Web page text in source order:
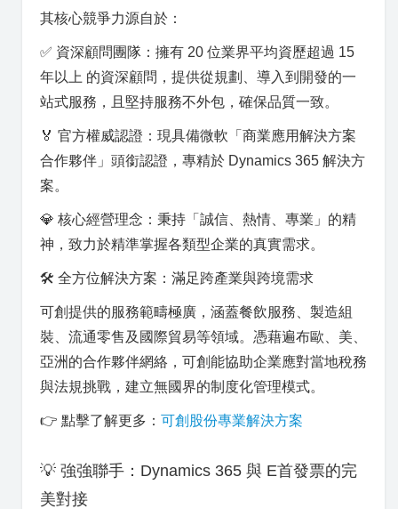
其核心競爭力源自於：
✅ 資深顧問團隊：擁有 20 位業界平均資歷超過 15
年以上 的資深顧問，提供從規劃、導入到開發的一
站式服務，且堅持服務不外包，確保品質一致。
🏅 官方權威認證：現具備微軟「商業應用解決方案
合作夥伴」頭銜認證，專精於 Dynamics 365 解決方
案。
💎 核心經營理念：秉持「誠信、熱情、專業」的精
神，致力於精準掌握各類型企業的真實需求。
🛠️ 全方位解決方案：滿足跨產業與跨境需求
可創提供的服務範疇極廣，涵蓋餐飲服務、製造組
裝、流通零售及國際貿易等領域。憑藉遍布歐、美、
亞洲的合作夥伴網絡，可創能協助企業應對當地稅務
與法規挑戰，建立無國界的制度化管理模式。
👉 點擊了解更多： 可創股份專業解決方案
💡 強強聯手：Dynamics 365 與 E首發票的完
美對接